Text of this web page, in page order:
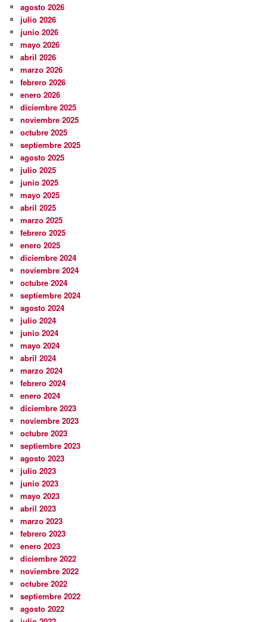
agosto 2026
julio 2026
junio 2026
mayo 2026
abril 2026
marzo 2026
febrero 2026
enero 2026
diciembre 2025
noviembre 2025
octubre 2025
septiembre 2025
agosto 2025
julio 2025
junio 2025
mayo 2025
abril 2025
marzo 2025
febrero 2025
enero 2025
diciembre 2024
noviembre 2024
octubre 2024
septiembre 2024
agosto 2024
julio 2024
junio 2024
mayo 2024
abril 2024
marzo 2024
febrero 2024
enero 2024
diciembre 2023
noviembre 2023
octubre 2023
septiembre 2023
agosto 2023
julio 2023
junio 2023
mayo 2023
abril 2023
marzo 2023
febrero 2023
enero 2023
diciembre 2022
noviembre 2022
octubre 2022
septiembre 2022
agosto 2022